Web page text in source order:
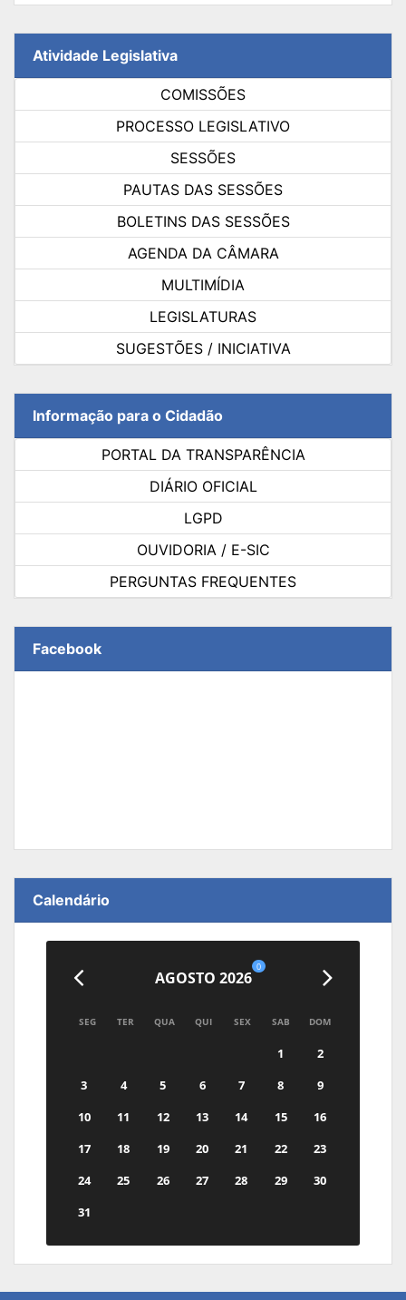
Atividade Legislativa
COMISSÕES
PROCESSO LEGISLATIVO
SESSÕES
PAUTAS DAS SESSÕES
BOLETINS DAS SESSÕES
AGENDA DA CÂMARA
MULTIMÍDIA
LEGISLATURAS
SUGESTÕES / INICIATIVA
Informação para o Cidadão
PORTAL DA TRANSPARÊNCIA
DIÁRIO OFICIAL
LGPD
OUVIDORIA / E-SIC
PERGUNTAS FREQUENTES
Facebook
Calendário
AGOSTO 2026
0
SEG TER QUA QUI SEX SAB DOM
1
2
3
4 5 6 7 8
9
10
11 12 13 14 15
16
17
18 19 20 21 22
23
24
25 26 27 28 29
30
31